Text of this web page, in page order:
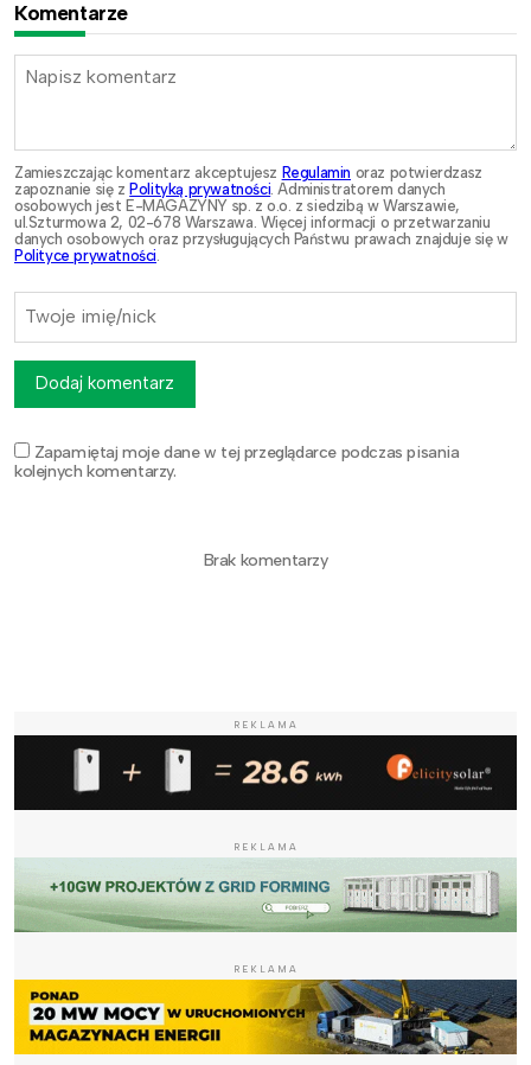
Komentarze
Zamieszczając komentarz akceptujesz Regulamin oraz potwierdzasz
zapoznanie się z Polityką prywatności. Administratorem danych
osobowych jest E-MAGAZYNY sp. z o.o. z siedzibą w Warszawie,
ul.Szturmowa 2, 02-678 Warszawa. Więcej informacji o przetwarzaniu
danych osobowych oraz przysługujących Państwu prawach znajduje się w
Polityce prywatności.
Zapamiętaj moje dane w tej przeglądarce podczas pisania
kolejnych komentarzy.
Dodaj komentarz
Brak komentarzy
REKLAMA
REKLAMA
REKLAMA